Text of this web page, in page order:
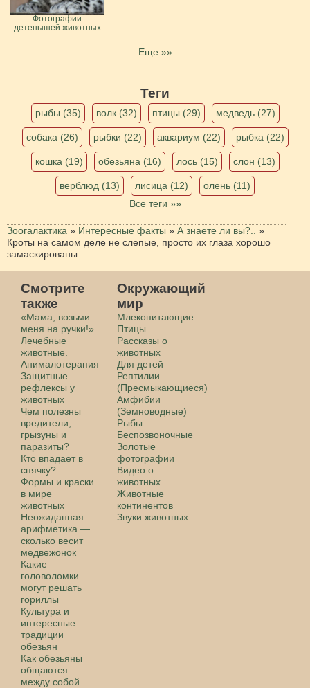
Фотографии
детенышей животных
Еще »»
Теги
рыбы (35) волк (32) птицы (29) медведь (27)
собака (26) рыбки (22) аквариум (22) рыбка (22)
кошка (19) обезьяна (16) лось (15) слон (13)
верблюд (13) лисица (12)
олень (11)
Все теги »»
Зоогалактика » Интересные факты » А знаете ли вы?..
»
Кроты на самом деле не слепые, просто их глаза хорошо
замаскированы
Смотрите
также
«Мама, возьми
меня на ручки!»
Лечебные
животные.
Анималотерапия
Защитные
рефлексы у
животных
Чем полезны
вредители,
грызуны и
паразиты?
Кто впадает в
спячку?
Формы и краски
в мире
животных
Неожиданная
арифметика —
сколько весит
медвежонок
Какие
головоломки
могут решать
гориллы
Культура и
интересные
традиции
обезьян
Как обезьяны
общаются
между собой
Окружающий
мир
Млекопитающие
Птицы
Рассказы о
животных
Для детей
Рептилии
(Пресмыкающиеся)
Амфибии
(Земноводные)
Рыбы
Беспозвоночные
Золотые
фотографии
Видео о
животных
Животные
континентов
Звуки животных